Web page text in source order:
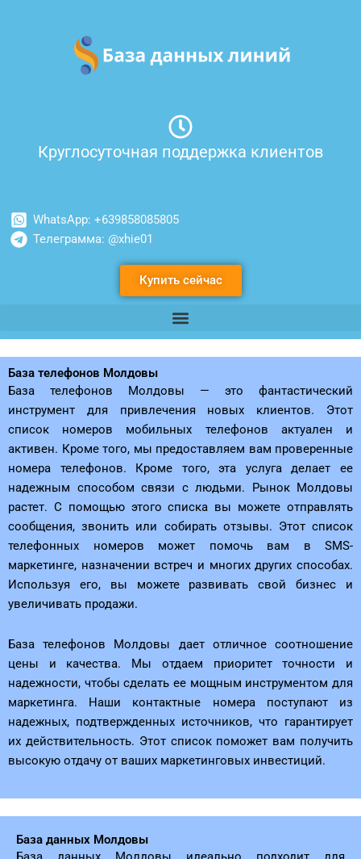
содержимому
Круглосуточная поддержка клиентов
WhatsApp: +639858085805
Телеграмма: @xhie01
Купить сейчас
База телефонов Молдовы
База телефонов Молдовы — это фантастический
инструмент для привлечения новых клиентов. Этот
список номеров мобильных телефонов актуален и
активен. Кроме того, мы предоставляем вам проверенные
номера телефонов. Кроме того, эта услуга делает ее
надежным способом связи с людьми. Рынок Молдовы
растет. С помощью этого списка вы можете отправлять
сообщения, звонить или собирать отзывы. Этот список
телефонных номеров может помочь вам в SMS-
маркетинге, назначении встреч и многих других способах.
Используя его, вы можете развивать свой бизнес и
увеличивать продажи.
База телефонов Молдовы дает отличное соотношение
цены и качества. Мы отдаем приоритет точности и
надежности, чтобы сделать ее мощным инструментом для
маркетинга. Наши контактные номера поступают из
надежных, подтвержденных источников, что гарантирует
их действительность. Этот список поможет вам получить
высокую отдачу от ваших маркетинговых инвестиций.
База данных Молдовы